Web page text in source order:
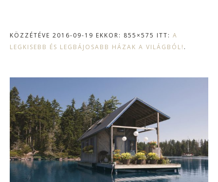
KÖZZÉTÉVE 2016-09-19 EKKOR: 855×575 ITT: A
LEGKISEBB ÉS LEGBÁJOSABB HÁZAK A VILÁGBÓL! .